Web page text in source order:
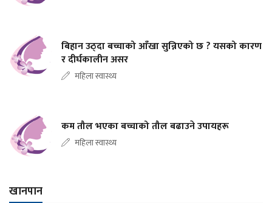
बिहान उठ्दा बच्चाको आँखा सुन्निएको छ ? यसको कारण
र दीर्घकालीन असर
महिला स्वास्थ्य
कम तौल भएका बच्चाको तौल बढाउने उपायहरू
महिला स्वास्थ्य
खानपान